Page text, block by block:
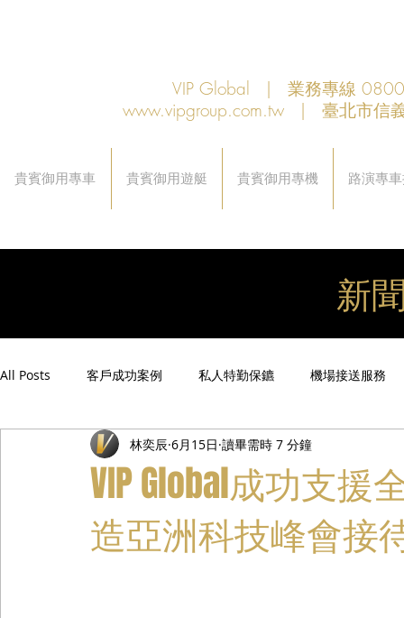
VIP Global | 業務專線
www.vipgroup.com.tw | 臺北市信
貴賓御用專車 貴賓御用遊艇 貴賓御用專機 路演專
新
All Posts 客戶成功案例 私人特勤保鑣 機場接送服務
禮遇通關服務 主管專業司機 活動禮賓接待
VIP Global成功支援
造亞洲科技峰會接
林奕辰 6月15日 讀畢需時 7 分鐘